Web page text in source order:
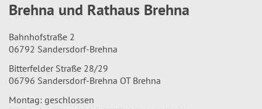
Brehna und Rathaus Brehna
Bahnhofstraße 2
06792 Sandersdorf-Brehna
Bitterfelder Straße 28/29
06796 Sandersdorf-Brehna OT Brehna
Montag: geschlossen